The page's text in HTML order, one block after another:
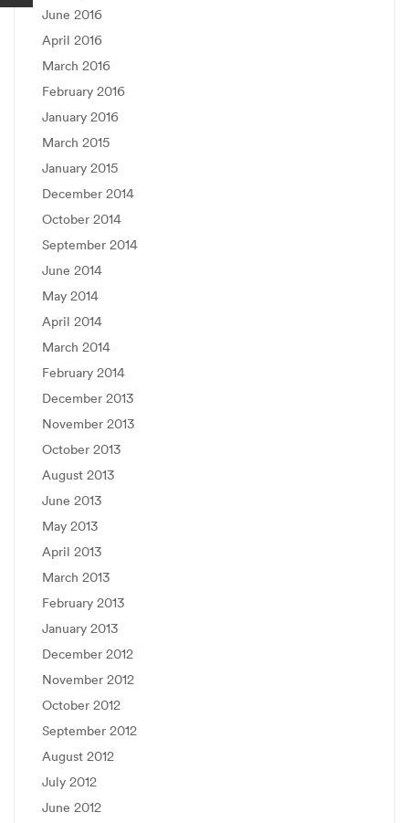
June 2016
April 2016
March 2016
February 2016
January 2016
March 2015
January 2015
December 2014
October 2014
September 2014
June 2014
May 2014
April 2014
March 2014
February 2014
December 2013
November 2013
October 2013
August 2013
June 2013
May 2013
April 2013
March 2013
February 2013
January 2013
December 2012
November 2012
October 2012
September 2012
August 2012
July 2012
June 2012